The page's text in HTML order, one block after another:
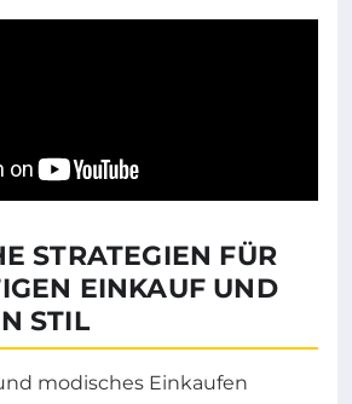
STRATEGIEN FÜR
EINKAUF UND
STIL
modisches Einkaufen